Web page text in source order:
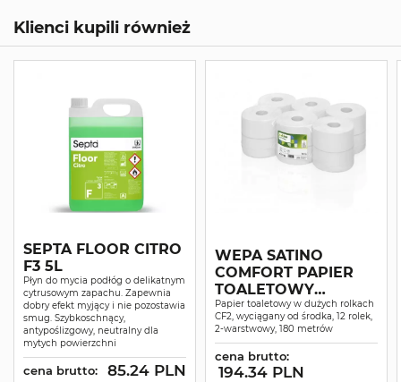
Klienci kupili również
SEPTA FLOOR CITRO
F3 5L
Płyn do mycia podłóg o delikatnym
cytrusowym zapachu. Zapewnia
dobry efekt myjący i nie pozostawia
smug. Szybkoschnący,
antypoślizgowy, neutralny dla
mytych powierzchni
cena brutto: 85.24 PLN
WEPA SATINO
COMFORT PAPIER
TOALETOWY
CENTERFEED BIAŁY
MAKULATURA 2W
180MB A12
Papier toaletowy w dużych rolkach
CF2, wyciągany od środka, 12 rolek,
2-warstwowy, 180 metrów
cena brutto:
194.34 PLN